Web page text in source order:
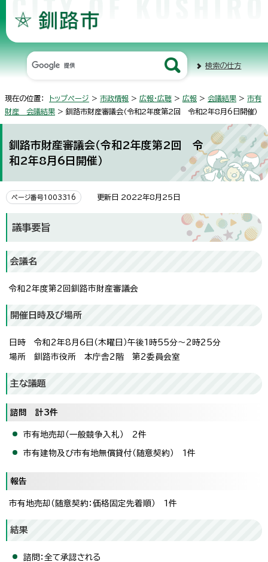
検索の仕方
現在の位置： トップページ > 市政情報 > 広報・広聴 > 広報 > 会議結果 > 市有
財産 会議結果 > 釧路市財産審議会（令和2年度第2回 令和2年8月6日開催）
釧路市財産審議会（令和2年度第2回 令
和2年8月6日開催）
ページ番号1003316 更新日 2022年8月25日
議事要旨
会議名
令和2年度第2回釧路市財産審議会
開催日時及び場所
日時 令和2年8月6日（木曜日）午後1時55分～2時25分
場所 釧路市役所 本庁舎2階 第2委員会室
主な議題
諮問 計3件
市有地売却（一般競争入札） 2件
市有建物及び市有地無償貸付（随意契約） 1件
報告
市有地売却（随意契約：価格固定先着順） 1件
結果
諮問：全て承認される